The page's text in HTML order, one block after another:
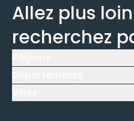
Allez plus
recherchez